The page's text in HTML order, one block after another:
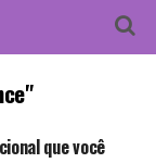
que você